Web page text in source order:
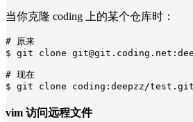
当你克隆 coding 上的某个仓库时：
# 原来
$ git clone
# 现在
$ git clone coding:deepzz/test.git
vim 访问远程文件